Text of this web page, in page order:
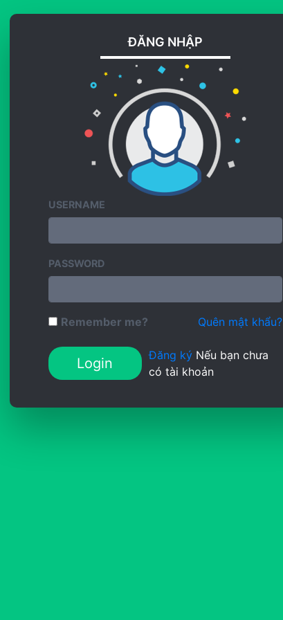
ĐĂNG NHẬP
USERNAME
PASSWORD
Remember me? Quên mật khẩu?
Login Đăng ký Nếu bạn chưa
có tài khoản